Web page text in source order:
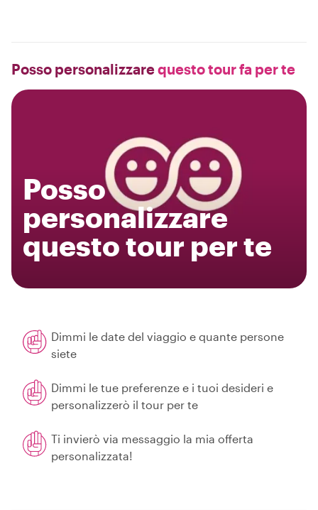
Posso personalizzarequesto tour fa per te
Posso
personalizzare
questo tour per te
Dimmi le date del viaggio e quante persone
siete
Dimmi le tue preferenze e i tuoi desideri e
personalizzerò il tour per te
Ti invierò via messaggio la mia offerta
personalizzata!